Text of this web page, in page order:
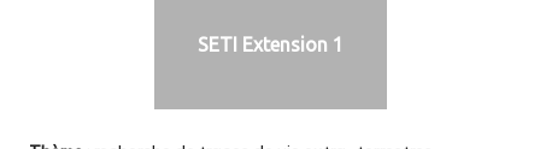
SETI Extension 1